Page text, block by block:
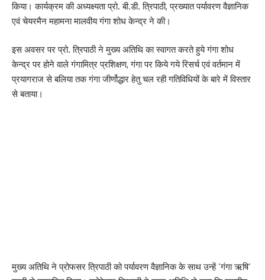
किया। कार्यक्रम की अध्यक्ष्यता प्रो. बी.डी. त्रिपाठी, प्रख्यात पर्यावरण वैज्ञानिक
एवं चेयरमैन महामना मालवीय गंगा शोध केन्द्र ने की।
इस अवसर पर प्रो. त्रिपाठी ने मुख्य अतिथि का स्वागत करते हुये गंगा शोध
केन्द्र पर होने वाले गंगामित्र प्रशिक्षण, गंगा पर किये गये रिसर्च एवं वर्तमान में
प्रयागराज से बलिया तक गंगा जीर्णोद्धार हेतु चल रही गतिविधियों के बारे में विस्तार
से बताया।
मुख्य अतिथि ने प्रोफसर त्रिपाठी को पर्यावरण वैज्ञानिक के साथ उन्हें ’गंगा ऋषि’